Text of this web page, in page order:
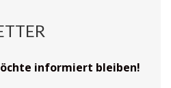
informiert bleiben!